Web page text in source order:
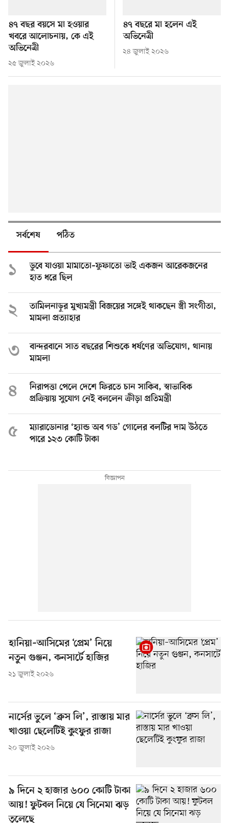
৪৭ বছর বয়সে মা হওয়ার
খবরে আলোচনায়, কে এই
অভিনেত্রী
২৫ জুলাই ২০২৬
৪৭ বছরে মা হলেন এই
অভিনেত্রী
২৪ জুলাই ২০২৬
সর্বশেষ পঠিত
১
ডুবে যাওয়া মামাতো–ফুফাতো ভাই একজন আরেকজনের
হাত ধরে ছিল
২
তামিলনাড়ুর মুখ্যমন্ত্রী বিজয়ের সঙ্গেই থাকছেন স্ত্রী সংগীতা,
মামলা প্রত্যাহার
৩
বান্দরবানে সাত বছরের শিশুকে ধর্ষণের অভিযোগ, থানায়
মামলা
৪
নিরাপত্তা পেলে দেশে ফিরতে চান সাকিব, স্বাভাবিক
প্রক্রিয়ায় সুযোগ নেই বললেন ক্রীড়া প্রতিমন্ত্রী
৫
ম্যারাডোনার ‘হ্যান্ড অব গড’ গোলের বলটির দাম উঠতে
পারে ১২৩ কোটি টাকা
হানিয়া–আসিমের ‘প্রেম’ নিয়ে
নতুন গুঞ্জন, কনসার্টে হাজির
২১ জুলাই ২০২৬
নার্সের ভুলে ‘ব্রুস লি’, রাস্তায় মার
খাওয়া ছেলেটিই কুংফুর রাজা
২০ জুলাই ২০২৬
৯ দিনে ২ হাজার ৬০০ কোটি টাকা
আয়! ফুটবল নিয়ে যে সিনেমা ঝড়
তুলেছে